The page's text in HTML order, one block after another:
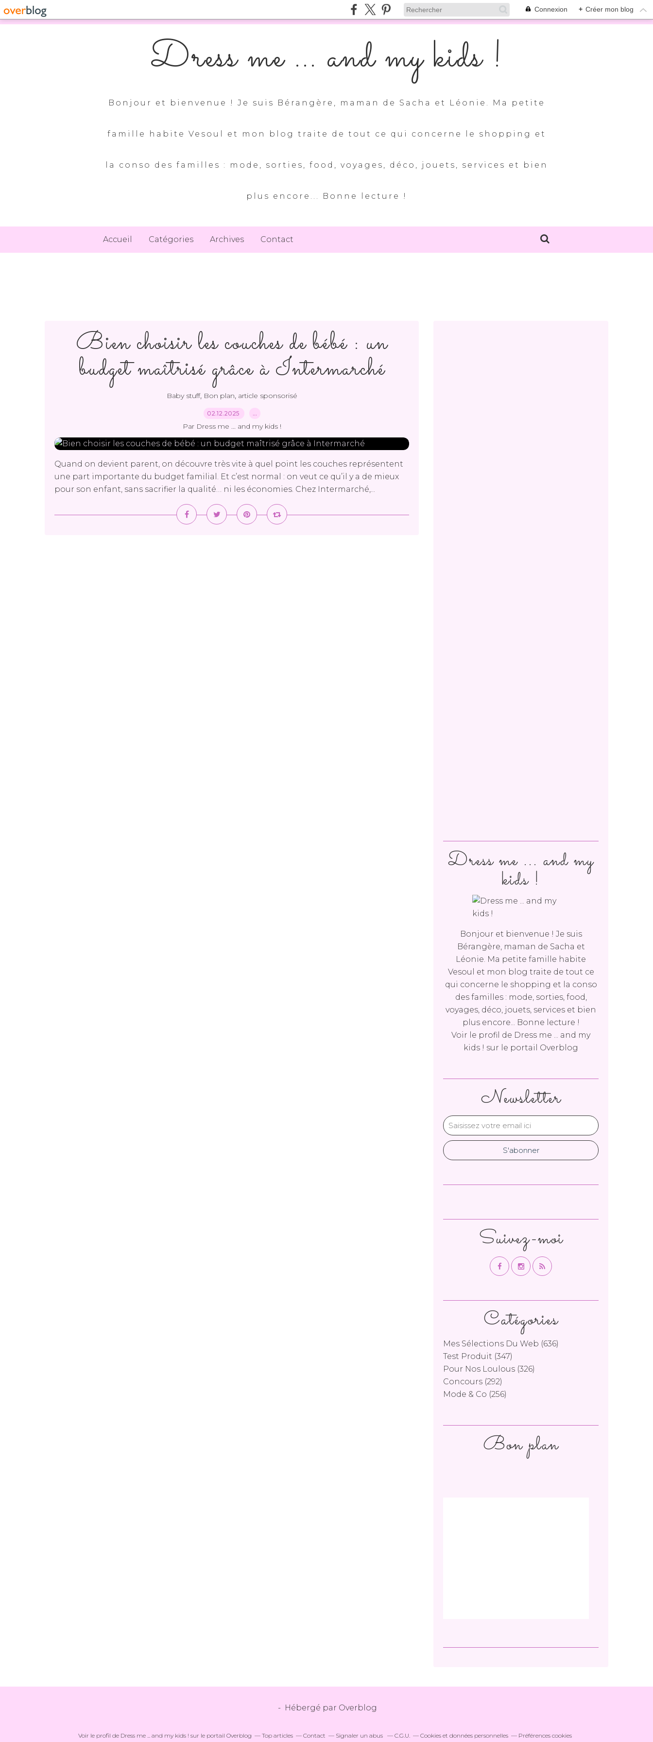
Connexion + Créer mon blog
Dress me ... and my kids !
Bonjour et bienvenue ! Je suis Bérangère, maman de Sacha et Léonie. Ma petite
famille habite Vesoul et mon blog traite de tout ce qui concerne le shopping et
la conso des familles : mode, sorties, food, voyages, déco, jouets, services et bien
plus encore... Bonne lecture !
Accueil Catégories Archives Contact
Bien choisir les couches de bébé : un
budget maîtrisé grâce à Intermarché
Baby stuff, Bon plan, article sponsorisé
02.12.2025 …
Par Dress me ... and my kids !
Quand on devient parent, on découvre très vite à quel point les couches représentent
une part importante du budget familial. Et c’est normal : on veut ce qu’il y a de mieux
pour son enfant, sans sacrifier la qualité… ni les économies. Chez Intermarché,...
Newsletter
Catégories
Mes Sélections Du Web (636)
Test Produit (347)
Pour Nos Loulous (326)
Concours (292)
Mode & Co (256)
Dress me ... and my
kids !
Bonjour et bienvenue ! Je suis
Bérangère, maman de Sacha et
Léonie. Ma petite famille habite
Vesoul et mon blog traite de tout ce
qui concerne le shopping et la conso
des familles : mode, sorties, food,
voyages, déco, jouets, services et bien
plus encore... Bonne lecture !
Voir le profil de Dress me ... and my
kids ! sur le portail Overblog
Suivez-moi
Bon plan
- Hébergé par Overblog
Voir le profil de Dress me ... and my kids ! sur le portail Overblog Top articles Contact Signaler un abus C.G.U. Cookies et données personnelles Préférences cookies